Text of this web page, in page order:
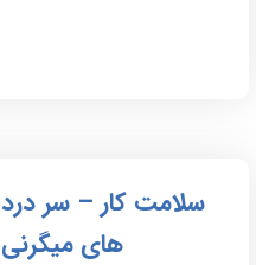
سلامت کار – سر درد
های میگرنی